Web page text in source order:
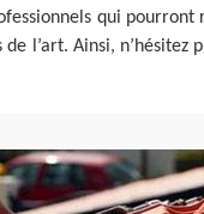
qui pourront
l’art. Ainsi, n’hésitez